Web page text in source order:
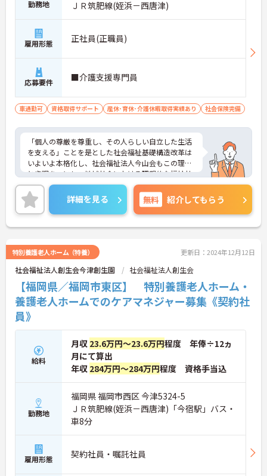
勤務地
ＪＲ筑肥線(姪浜－西唐津)
雇用形態 正社員(正職員)
応募要件 ■介護支援専門員
車通勤可 資格取得サポート 産休･育休･介護休暇取得実績あり 社会保険完備
「個人の尊厳を尊重し、その人らしい自立した生活
を支える」ことを是とした社会福祉基礎構造改革は
いよいよ本格化し、社会福祉法人今山会もこの理念
と歩調を一にし、地域社会における理想的な福祉社
会の実現を目指し、より一層の努力を続けてくこと
を約束いたします。
詳細を見る 無料 紹介してもらう
特別養護老人ホーム（特養） 更新日：2024年12月12日
社会福祉法人創生会今津創生園 社会福祉法人創生会
【福岡県／福岡市東区】 特別養護老人ホーム・
養護老人ホームでのケアマネジャー募集《契約社
員》
給料
月収 23.6万円～23.6万円程度 年俸÷12ヵ
月にて算出
年収 284万円～284万円程度 資格手当込
勤務地
福岡県 福岡市西区 今津5324-5
ＪＲ筑肥線(姪浜－西唐津)「今宿駅」バス・
車8分
雇用形態 契約社員・嘱託社員